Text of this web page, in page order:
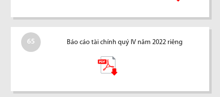
65 Báo cáo tài chính quý IV năm 2022 riêng